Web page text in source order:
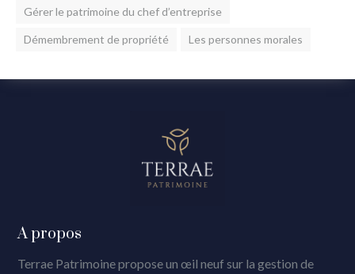
Gérer le patrimoine du chef d’entreprise
Démembrement de propriété Les personnes morales
A propos
Terrae Patrimoine propose un œil neuf sur la gestion de